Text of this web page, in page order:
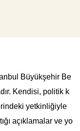
Büyükşehir Be
Kendisi, politik k
yetkinliğiyle
açıklamalar ve yo